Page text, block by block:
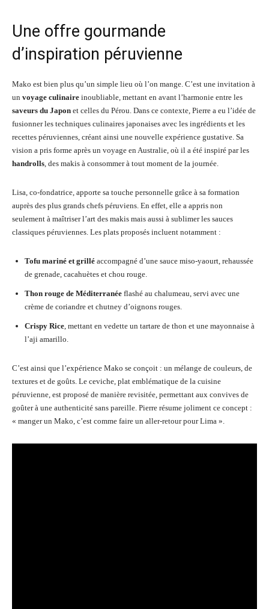
Une offre gourmande
d’inspiration péruvienne
Mako est bien plus qu’un simple lieu où l’on mange. C’est une invitation à
un voyage culinaire inoubliable, mettant en avant l’harmonie entre les
saveurs du Japon et celles du Pérou. Dans ce contexte, Pierre a eu l’idée de
fusionner les techniques culinaires japonaises avec les ingrédients et les
recettes péruviennes, créant ainsi une nouvelle expérience gustative. Sa
vision a pris forme après un voyage en Australie, où il a été inspiré par les
handrolls, des makis à consommer à tout moment de la journée.
Lisa, co-fondatrice, apporte sa touche personnelle grâce à sa formation
auprès des plus grands chefs péruviens. En effet, elle a appris non
seulement à maîtriser l’art des makis mais aussi à sublimer les sauces
classiques péruviennes. Les plats proposés incluent notamment :
Tofu mariné et grillé accompagné d’une sauce miso-yaourt, rehaussée
de grenade, cacahuètes et chou rouge.
Thon rouge de Méditerranée flashé au chalumeau, servi avec une
crème de coriandre et chutney d’oignons rouges.
Crispy Rice, mettant en vedette un tartare de thon et une mayonnaise à
l’aji amarillo.
C’est ainsi que l’expérience Mako se conçoit : un mélange de couleurs, de
textures et de goûts. Le ceviche, plat emblématique de la cuisine
péruvienne, est proposé de manière revisitée, permettant aux convives de
goûter à une authenticité sans pareille. Pierre résume joliment ce concept :
« manger un Mako, c’est comme faire un aller-retour pour Lima ».